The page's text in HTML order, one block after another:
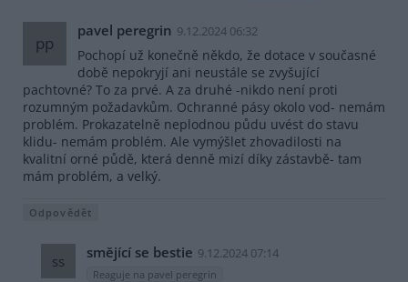
pp
pavel peregrin 9.12.2024 06:32
Pochopí už konečně někdo, že dotace v současné
době nepokryjí ani neustále se zvyšující
pachtovné? To za prvé. A za druhé -nikdo není proti
rozumným požadavkům. Ochranné pásy okolo vod- nemám
problém. Prokazatelně neplodnou půdu uvést do stavu
klidu- nemám problém. Ale vymýšlet zhovadilosti na
kvalitní orné půdě, která denně mizí díky zástavbě- tam
mám problém, a velký.
Odpovědět
ss smějící se bestie 9.12.2024 07:14
Reaguje na pavel peregrin